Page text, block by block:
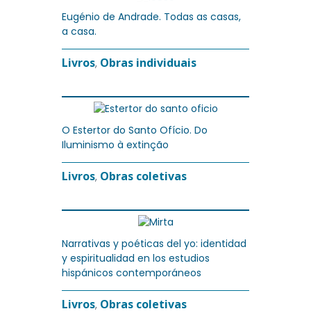
Eugénio de Andrade. Todas as casas,
a casa.
Livros, Obras individuais
O Estertor do Santo Ofício. Do
Iluminismo à extinção
Livros, Obras coletivas
Narrativas y poéticas del yo: identidad
y espiritualidad en los estudios
hispánicos contemporáneos
Livros, Obras coletivas